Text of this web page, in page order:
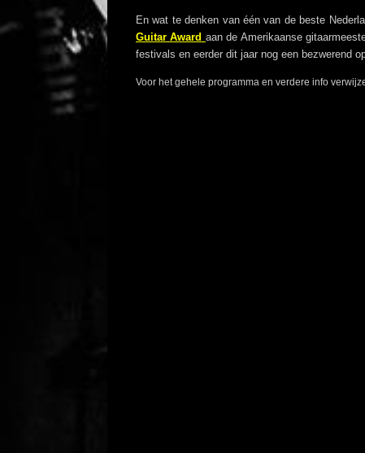
En wat te denken van één van de beste
Guitar Award aan de Amerikaanse
festivals en eerder dit jaar nog een bezwerend
Voor het gehele programma en verdere info